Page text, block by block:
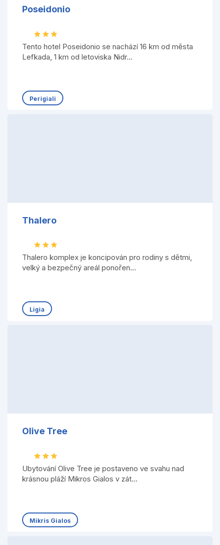
Poseidonio
Tento hotel Poseidonio se nachází 16 km od města
Lefkada, 1 km od letoviska Nidr...
Perigiali
Thalero
Thalero komplex je koncipován pro rodiny s dětmi,
velký a bezpečný areál ponořen...
Ligia
Olive Tree
Ubytování Olive Tree je postaveno ve svahu nad
krásnou pláží Mikros Gialos v zát...
Mikris Gialos